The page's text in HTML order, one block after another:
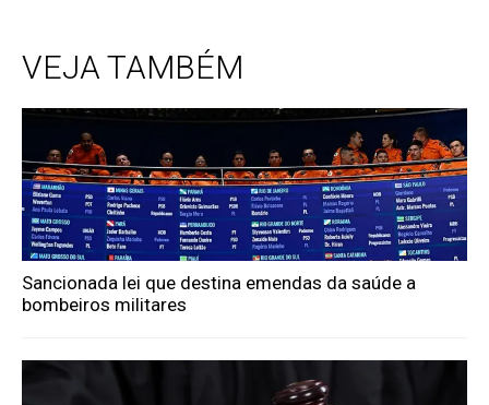
VEJA TAMBÉM
Sancionada lei que destina emendas da saúde a
bombeiros militares